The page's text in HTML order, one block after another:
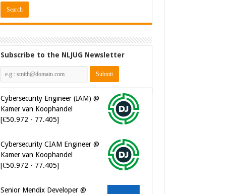
Subscribe to the NLJUG Newsletter
Cybersecurity Engineer (IAM) @
Kamer van Koophandel
Cybersecurity CIAM Engineer @
Kamer van Koophandel
Senior Mendix Developer @
Blue Green Solutions [€60.000 -